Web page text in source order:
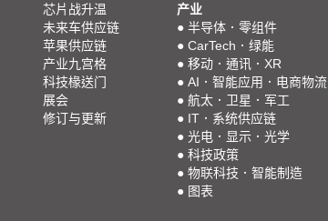
芯片战升温
未来车供应链
苹果供应链
产业九宫格
科技椽送门
展会
修订与更新
产业
● 半导体．零组件
● CarTech．绿能
● 移动．通讯．XR
● AI．智能应用．电商物流
● 航太．卫星．军工
● IT．系统供应链
● 光电．显示．光学
● 科技政策
● 物联科技．智能制造
● 图表